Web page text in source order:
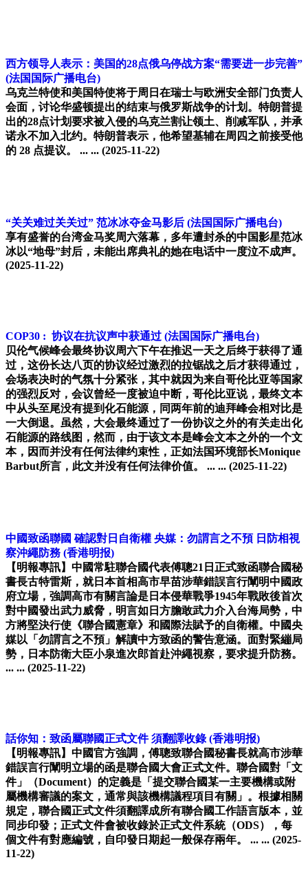
西方领导人表示：美国的28点俄乌停战方案“需要进一步完善”
(法国国际广播电台)
乌克兰特使和美国特使将于周日在瑞士与欧洲安全部门负责人
会面，讨论华盛顿提出的结束与俄罗斯战争的计划。特朗普提
出的28点计划要求被入侵的乌克兰割让领土、削减军队，并承
诺永不加入北约。特朗普表示，他希望基辅在周四之前接受他
的 28 点提议。 ... ... (2025-11-22)
“关关难过关关过” 范冰冰夺金马影后 (法国国际广播电台)
享有盛誉的台湾金马奖周六落幕，多年遭封杀的中国影星范冰
冰以“地母”封后，未能出席典礼的她在电话中一度泣不成声。
(2025-11-22)
COP30 : 协议在抗议声中获通过 (法国国际广播电台)
贝伦气候峰会最终协议周六下午在推迟一天之后终于获得了通
过，这份长达八页的协议经过激烈的拉锯战之后才获得通过，
会场表决时的气氛十分紧张，其中就因为来自哥伦比亚等国家
的强烈反对，会议曾经一度被迫中断，哥伦比亚说，最终文本
中从头至尾没有提到化石能源，同两年前的迪拜峰会相对比是
一大倒退。虽然，大会最终通过了一份协议之外的有关走出化
石能源的路线图，然而，由于该文本是峰会文本之外的一个文
本，因而并没有任何法律约束性，正如法国环境部长Monique
Barbut所言，此文并没有任何法律价值。 ... ... (2025-11-22)
中國致函聯國 確認對日自衛權 央媒：勿謂言之不預 日防相視
察沖繩防務 (香港明报)
【明報專訊】中國常駐聯合國代表傅聰21日正式致函聯合國秘
書長古特雷斯，就日本首相高市早苗涉華錯誤言行闡明中國政
府立場，強調高市有關言論是日本侵華戰爭1945年戰敗後首次
對中國發出武力威脅，明言如日方膽敢武力介入台海局勢，中
方將堅決行使《聯合國憲章》和國際法賦予的自衛權。中國央
媒以「勿謂言之不預」解讀中方致函的警告意涵。面對緊繃局
勢，日本防衛大臣小泉進次郎首赴沖繩視察，要求提升防務。
... ... (2025-11-22)
話你知：致函屬聯國正式文件 須翻譯收錄 (香港明报)
【明報專訊】中國官方強調，傅聰致聯合國秘書長就高市涉華
錯誤言行闡明立場的函是聯合國大會正式文件。聯合國對「文
件」（Document）的定義是「提交聯合國某一主要機構或附
屬機構審議的案文，通常與該機構議程項目有關」。根據相關
規定，聯合國正式文件須翻譯成所有聯合國工作語言版本，並
同步印發；正式文件會被收錄於正式文件系統（ODS），每
個文件有對應編號，自印發日期起一般保存兩年。 ... ... (2025-
11-22)